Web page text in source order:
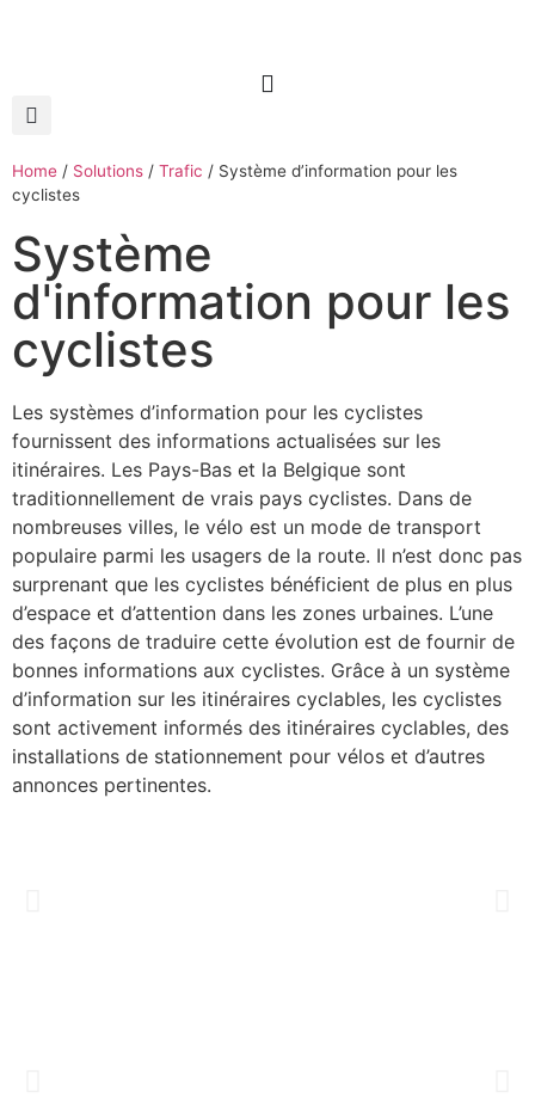
Home / Solutions / Trafic / Système d’information pour les
cyclistes
Système
d'information pour les
cyclistes
Les systèmes d’information pour les cyclistes
fournissent des informations actualisées sur les
itinéraires. Les Pays-Bas et la Belgique sont
traditionnellement de vrais pays cyclistes. Dans de
nombreuses villes, le vélo est un mode de transport
populaire parmi les usagers de la route. Il n’est donc pas
surprenant que les cyclistes bénéficient de plus en plus
d’espace et d’attention dans les zones urbaines. L’une
des façons de traduire cette évolution est de fournir de
bonnes informations aux cyclistes. Grâce à un système
d’information sur les itinéraires cyclables, les cyclistes
sont activement informés des itinéraires cyclables, des
installations de stationnement pour vélos et d’autres
annonces pertinentes.